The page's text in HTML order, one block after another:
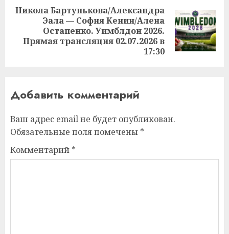
Следующая
запись:
Никола Бартунькова/Александра
Эала — София Кенин/Алена
Остапенко. Уимблдон 2026.
Прямая трансляция 02.07.2026 в
17:30
Добавить комментарий
Ваш адрес email не будет опубликован.
Обязательные поля помечены *
Комментарий *